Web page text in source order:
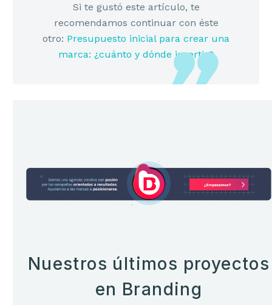
Si te gustó este artículo, te
recomendamos continuar con éste
otro: Presupuesto inicial para crear una
marca: ¿cuánto y dónde invertir?
Nuestros últimos proyectos
en Branding